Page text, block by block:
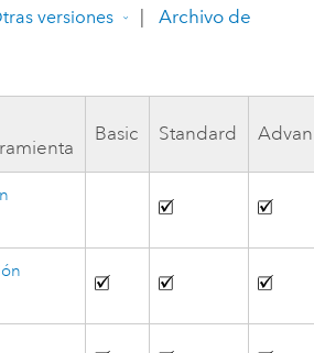
versiones |
Archivo de
Basic Standard